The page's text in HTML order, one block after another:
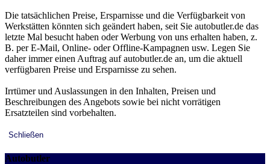
Die tatsächlichen Preise, Ersparnisse und die Verfügbarkeit von
Werkstätten könnten sich geändert haben, seit Sie autobutler.de das
letzte Mal besucht haben oder Werbung von uns erhalten haben, z.
B. per E-Mail, Online- oder Offline-Kampagnen usw. Legen Sie
daher immer einen Auftrag auf autobutler.de an, um die aktuell
verfügbaren Preise und Ersparnisse zu sehen.
Irrtümer und Auslassungen in den Inhalten, Preisen und
Beschreibungen des Angebots sowie bei nicht vorrätigen
Ersatzteilen sind vorbehalten.
Schließen
Autobutler